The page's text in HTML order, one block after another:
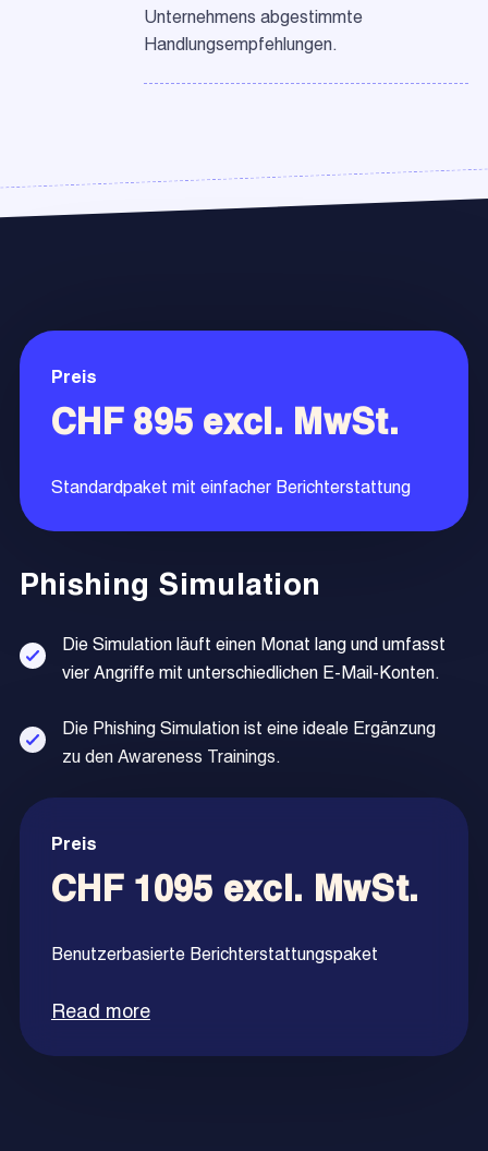
Unternehmens abgestimmte
Handlungsempfehlungen.
Preis
CHF 895 excl. MwSt.
Standardpaket mit einfacher Berichterstattung
Phishing Simulation
Die Simulation läuft einen Monat lang und umfasst
vier Angriffe mit unterschiedlichen E-Mail-Konten.
Die Phishing Simulation ist eine ideale Ergänzung
zu den Awareness Trainings.
Preis
CHF 1095 excl. MwSt.
Benutzerbasierte Berichterstattungspaket
Read more